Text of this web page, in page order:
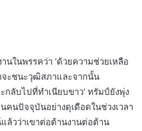
ในพรรคว่า ‘ด้วยความช่วยเหลือ
จะชนะวุฒิสภาและจากนั้น
ลับไปที่ทำเนียบขาว’ ทรัมป์ยังพุ่ง
คนปัจจุบันอย่างดุเดือดในช่วงเวลา
ล้วว่าเขาต่อต้านงานต่อต้าน